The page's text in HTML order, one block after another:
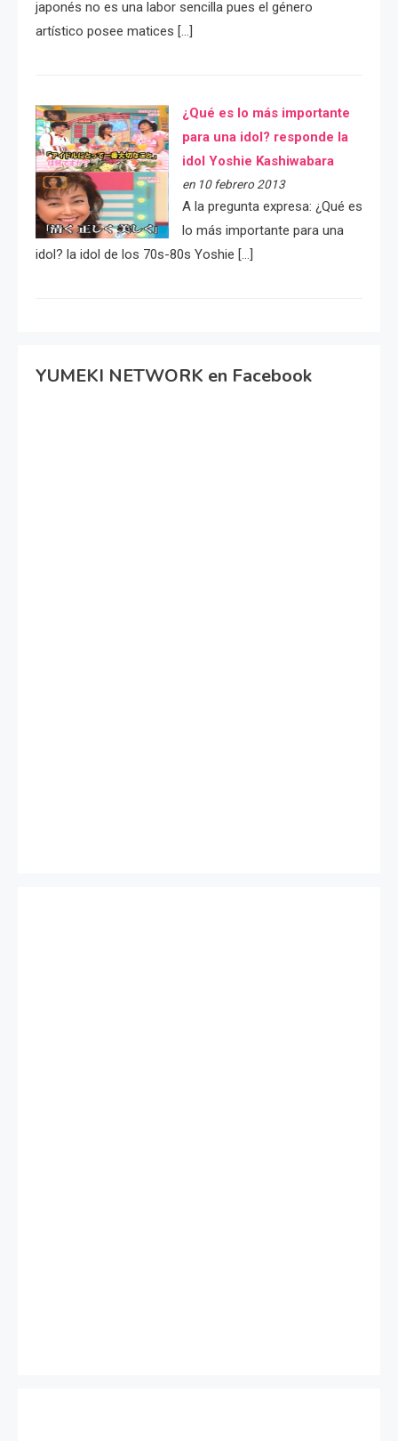
japonés no es una labor sencilla pues el género
artístico posee matices […]
¿Qué es lo más importante
para una idol? responde la
idol Yoshie Kashiwabara
en 10 febrero 2013
A la pregunta expresa: ¿Qué es
lo más importante para una
idol? la idol de los 70s-80s Yoshie […]
YUMEKI NETWORK en Facebook